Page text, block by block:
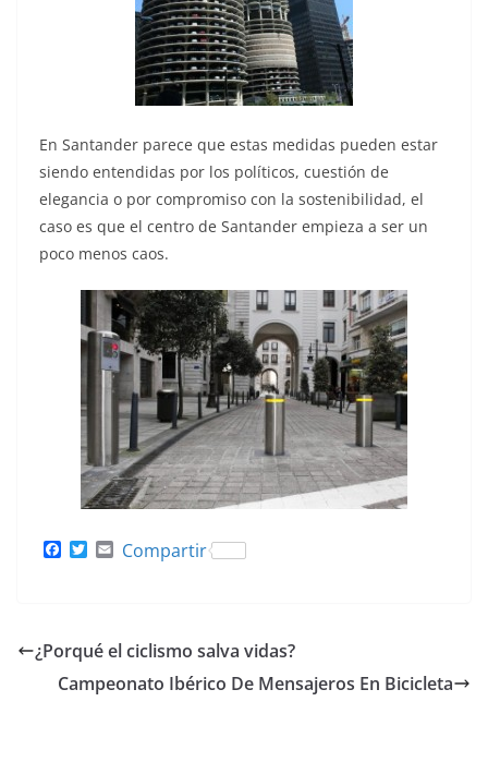
En Santander parece que estas medidas pueden estar
siendo entendidas por los políticos, cuestión de
elegancia o por compromiso con la sostenibilidad, el
caso es que el centro de Santander empieza a ser un
poco menos caos.
o
k
T
r
Compartir
¿Porqué el ciclismo salva vidas?
Campeonato Ibérico De Mensajeros En Bicicleta